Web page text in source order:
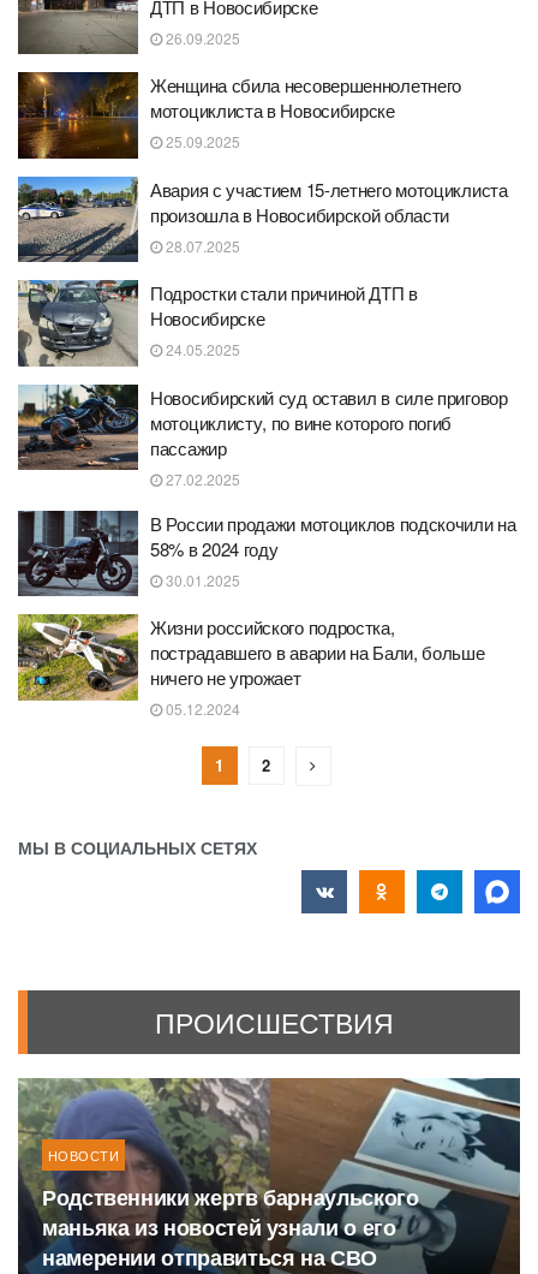
ДТП в Новосибирске
26.09.2025
Женщина сбила несовершеннолетнего
мотоциклиста в Новосибирске
25.09.2025
Авария с участием 15-летнего мотоциклиста
произошла в Новосибирской области
28.07.2025
Подростки стали причиной ДТП в
Новосибирске
24.05.2025
Новосибирский суд оставил в силе приговор
мотоциклисту, по вине которого погиб
пассажир
27.02.2025
В России продажи мотоциклов подскочили на
58% в 2024 году
30.01.2025
Жизни российского подростка,
пострадавшего в аварии на Бали, больше
ничего не угрожает
05.12.2024
1 2
МЫ В СОЦИАЛЬНЫХ СЕТЯХ
ПРОИСШЕСТВИЯ
НОВОСТИ
Родственники жертв барнаульского
маньяка из новостей узнали о его
намерении отправиться на СВО